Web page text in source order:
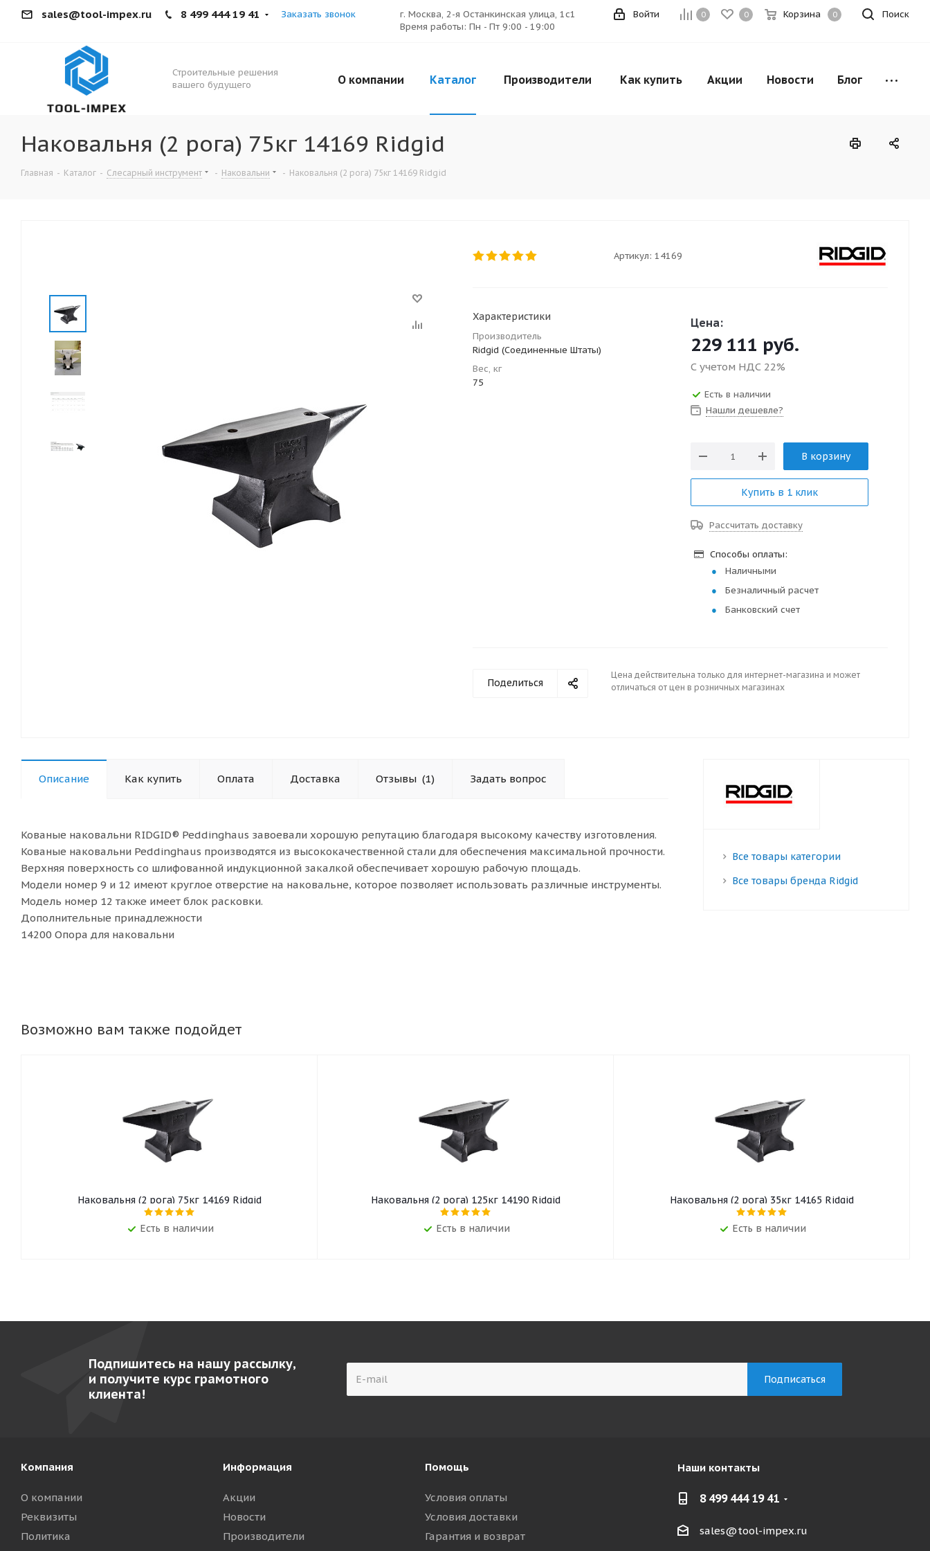
sales@tool-impex.ru 8 499 444 19 41 Заказать звонок
г. Москва, 2-я Останкинская улица, 1с1
Время работы: Пн - Пт 9:00 - 19:00
Поиск
0 0 Корзина 0
Войти
Строительные решения
вашего будущего
О компании Каталог Производители Как купить Акции Новости Блог
Наковальня (2 рога) 75кг 14169 Ridgid
Главная - Каталог - Слесарный инструмент - Наковальни - Наковальня (2 рога) 75кг 14169 Ridgid
Артикул: 14169
Характеристики
Производитель
Ridgid (Соединенные Штаты)
Вес, кг
75
Цена:
229 111 руб.
С учетом НДС 22%
Есть в наличии
Нашли дешевле?
В корзину
Купить в 1 клик
Рассчитать доставку
Способы оплаты:
Наличными
Безналичный расчет
Банковский счет
Поделиться
Цена действительна только для интернет-магазина и может
отличаться от цен в розничных магазинах
Описание Как купить Оплата Доставка Отзывы (1) Задать вопрос
Кованые наковальни RIDGID® Peddinghaus завоевали хорошую репутацию благодаря высокому качеству изготовления.
Кованые наковальни Peddinghaus производятся из высококачественной стали для обеспечения максимальной прочности.
Верхняя поверхность со шлифованной индукционной закалкой обеспечивает хорошую рабочую площадь.
Модели номер 9 и 12 имеют круглое отверстие на наковальне, которое позволяет использовать различные инструменты.
Модель номер 12 также имеет блок расковки.
Дополнительные принадлежности
14200 Опора для наковальни
Все товары категории
Все товары бренда Ridgid
Возможно вам также подойдет
Наковальня (2 рога) 75кг 14169 Ridgid
Есть в наличии
Наковальня (2 рога) 125кг 14190 Ridgid
Есть в наличии
Наковальня (2 рога) 35кг 14165 Ridgid
Есть в наличии
Подпишитесь на нашу рассылку,
и получите курс грамотного
клиента!
Компания
О компании
Реквизиты
Политика
Информация
Акции
Новости
Производители
Помощь
Условия оплаты
Условия доставки
Гарантия и возврат
Наши контакты
8 499 444 19 41
sales@tool-impex.ru